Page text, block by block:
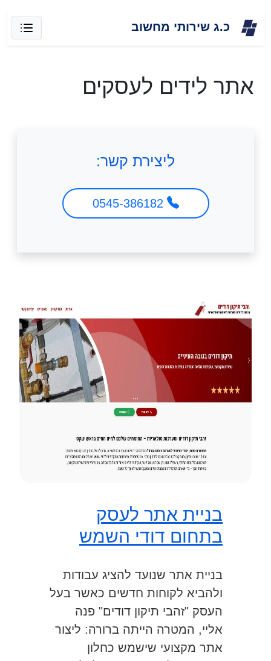
כ.ג שירותי מחשוב
אתר לידים לעסקים
ליצירת קשר:
בניית אתר לעסק
בתחום דודי השמש
בניית אתר שנועד להציג עבודות
ולהביא לקוחות חדשים כאשר בעל
העסק "זהבי תיקון דודים" פנה
אליי, המטרה הייתה ברורה: ליצור
אתר מקצועי שישמש כחלון